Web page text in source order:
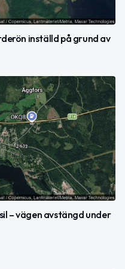
inställd på grund av
– vägen avstängd under